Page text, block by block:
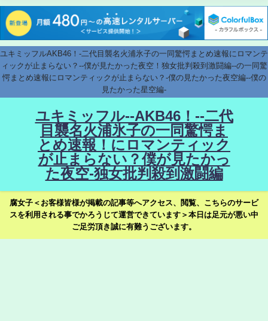
ユキミッフルAKB46！-二代目襲名火浦氷子の一同驚愕まとめ速報にロマンテ
ィックが止まらない？--僕が見たかった夜空！独女批判殺到激闘編--の一同驚
愕まとめ速報にロマンティックが止まらない？-僕の見たかった夜空編--僕の
見たかった星空編-
ユキミッフル--AKB46！--二代
目襲名火浦氷子の一同驚愕ま
とめ速報！にロマンティック
が止まらない？僕が見たかっ
た夜空-独女批判殺到激闘編
腐女子＜お客様皆様が掲載の記事等へアクセス、閲覧、こちらのサービ
スを利用される事でかろうじて運営できています＞本日は足元が悪い中
ご足労頂き誠に有難うございます。